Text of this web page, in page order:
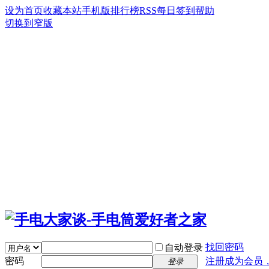
设为首页收藏本站手机版排行榜RSS每日签到 帮助
切换到窄版
自动登录 找回密码
密码
登录 注册成为会员